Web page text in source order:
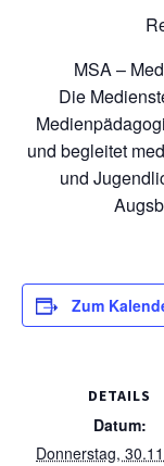
MSA –
Die
und begleitet
und
Zum
DETAILS
Datum:
Donnerstag,